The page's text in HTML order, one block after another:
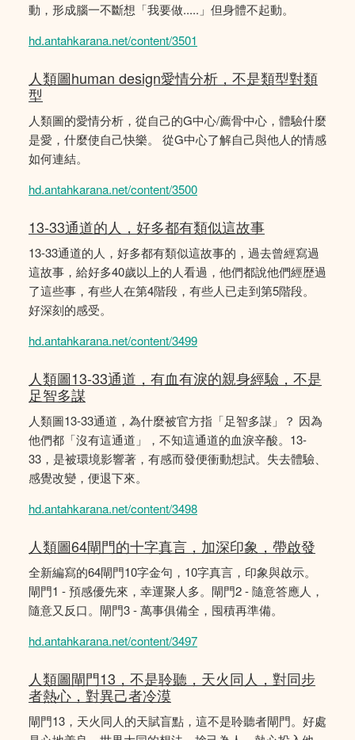
動，形成腦一不斷想「我要做.....」但身體不起動。
hd.antahkarana.net/content/3501
人類圖human design愛情分析，不是類型對類
型
人類圖的愛情分析，從自己的G中心/薦骨中心，體驗什麼
是愛，什麼使自己快樂。 從G中心了解自己與他人的情感
如何連結。
hd.antahkarana.net/content/3500
13-33通道的人，好多都有類似這故事
13-33通道的人，好多都有類似這故事的，過去曾經寫過
這故事，給好多40歲以上的人看過，他們都說他們經歴過
了這些事，有些人在第4階段，有些人已走到第5階段。
好深刻的感受。
hd.antahkarana.net/content/3499
人類圖13-33通道，有血有淚的親身經驗，不是
足智多謀
人類圖13-33通道，為什麼被官方指「足智多謀」？ 因為
他們都「沒有這通道」，不知這通道的血淚辛酸。13-
33，是被環境影響著，有感而發便衝動想試。失去體驗、
感覺改變，便退下來。
hd.antahkarana.net/content/3498
人類圖64閘門的十字真言，加深印象，帶啟發
全新編寫的64閘門10字金句，10字真言，印象與啟示。
閘門1 - 預感優先來，幸運聚人多。閘門2 - 隨意答應人，
隨意又反口。閘門3 - 萬事俱備全，囤積再準備。
hd.antahkarana.net/content/3497
人類圖閘門13，不是聆聽，天火同人，對同步
者熱心，對異己者冷漠
閘門13，天火同人的天賦盲點，這不是聆聽者閘門。好處